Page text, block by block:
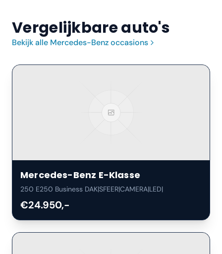
Vergelijkbare auto's
Bekijk alle Mercedes-Benzoccasions
Mercedes-Benz E-Klasse
250 E250 Business DAK|SFEER|CAMERA|LED|
€24.950,-